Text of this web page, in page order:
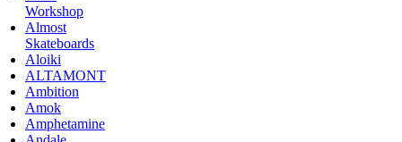
Workshop
Almost
Skateboards
Aloiki
ALTAMONT
Ambition
Amok
Amphetamine